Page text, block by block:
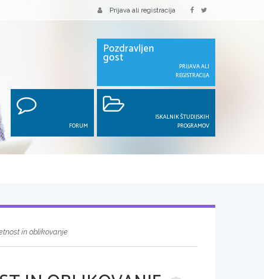
Prijava ali registracija
Pozdravljen
gost
PRIJAVA ALI
REGISTRACIJA
FORUM
ISKALNIK ŠTUDIJSKIH
PROGRAMOV
in oblikovanje